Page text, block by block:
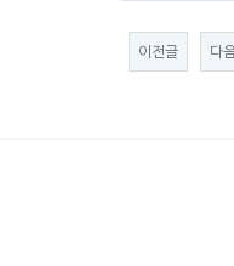
이전글 다